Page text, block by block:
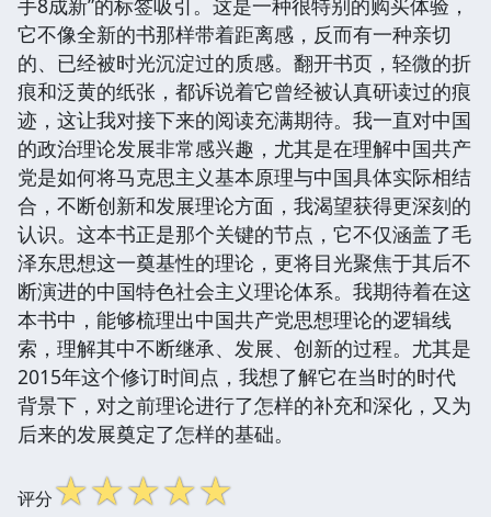
手8成新”的标签吸引。这是一种很特别的购买体验，
它不像全新的书那样带着距离感，反而有一种亲切
的、已经被时光沉淀过的质感。翻开书页，轻微的折
痕和泛黄的纸张，都诉说着它曾经被认真研读过的痕
迹，这让我对接下来的阅读充满期待。我一直对中国
的政治理论发展非常感兴趣，尤其是在理解中国共产
党是如何将马克思主义基本原理与中国具体实际相结
合，不断创新和发展理论方面，我渴望获得更深刻的
认识。这本书正是那个关键的节点，它不仅涵盖了毛
泽东思想这一奠基性的理论，更将目光聚焦于其后不
断演进的中国特色社会主义理论体系。我期待着在这
本书中，能够梳理出中国共产党思想理论的逻辑线
索，理解其中不断继承、发展、创新的过程。尤其是
2015年这个修订时间点，我想了解它在当时的时代
背景下，对之前理论进行了怎样的补充和深化，又为
后来的发展奠定了怎样的基础。
评分☆☆☆☆☆